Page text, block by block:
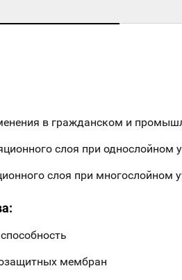
в гражданском и
слоя при
слоя при
мембран